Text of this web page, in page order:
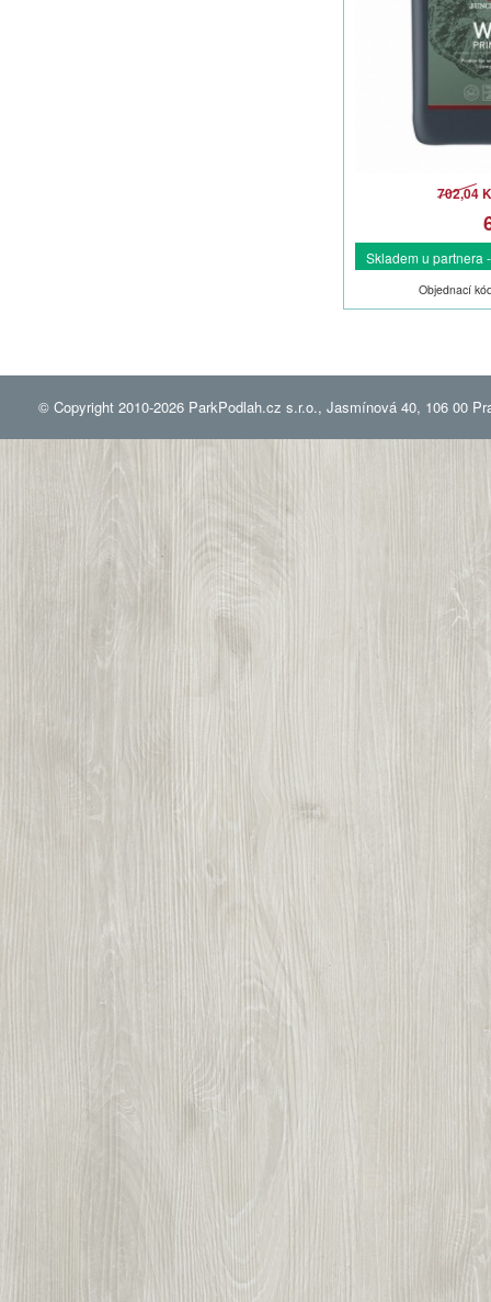
702,04
Skladem u partnera
Objednací
© Copyright 2010-2026 ParkPodlah.cz s.r.o., Jasmínová 40, 106 00